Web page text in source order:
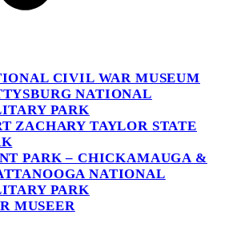
CIVIL WAR MUSEUM
NATIONAL
PARK
ZACHARY TAYLOR STATE
PARK – CHICKAMAUGA &
NATIONAL
PARK
MUSEER